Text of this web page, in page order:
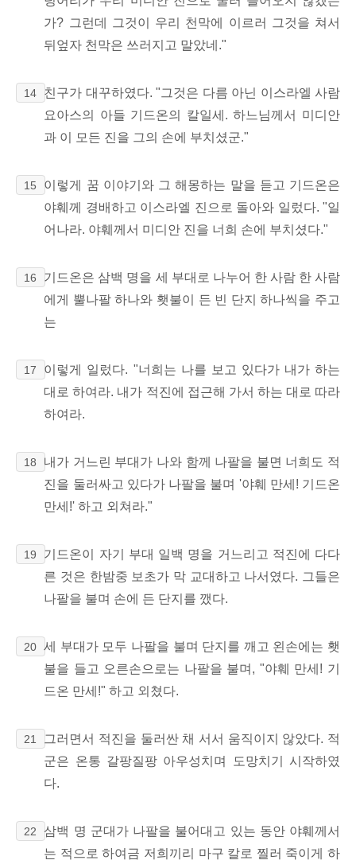
가? 그런데 그것이 우리 천막에 이르러 그것을 쳐서
뒤엎자 천막은 쓰러지고 말았네."
14
친구가 대꾸하였다. "그것은 다름 아닌 이스라엘 사람
요아스의 아들 기드온의 칼일세. 하느님께서 미디안
과 이 모든 진을 그의 손에 부치셨군."
15
이렇게 꿈 이야기와 그 해몽하는 말을 듣고 기드온은
야훼께 경배하고 이스라엘 진으로 돌아와 일렀다. "일
어나라. 야훼께서 미디안 진을 너희 손에 부치셨다."
16
기드온은 삼백 명을 세 부대로 나누어 한 사람 한 사람
에게 뿔나팔 하나와 횃불이 든 빈 단지 하나씩을 주고
는
17
이렇게 일렀다. "너희는 나를 보고 있다가 내가 하는
대로 하여라. 내가 적진에 접근해 가서 하는 대로 따라
하여라.
18
내가 거느린 부대가 나와 함께 나팔을 불면 너희도 적
진을 둘러싸고 있다가 나팔을 불며 '야훼 만세! 기드온
만세!' 하고 외쳐라."
19
기드온이 자기 부대 일백 명을 거느리고 적진에 다다
른 것은 한밤중 보초가 막 교대하고 나서였다. 그들은
나팔을 불며 손에 든 단지를 깼다.
20 세 부대가 모두 나팔을 불며 단지를 깨고 왼손에는 횃
불을 들고 오른손으로는 나팔을 불며, "야훼 만세! 기
드온 만세!" 하고 외쳤다.
21
그러면서 적진을 둘러싼 채 서서 움직이지 않았다. 적
군은 온통 갈팡질팡 아우성치며 도망치기 시작하였
다.
22
삼백 명 군대가 나팔을 불어대고 있는 동안 야훼께서
는 적으로 하여금 저희끼리 마구 칼로 찔러 죽이게 하